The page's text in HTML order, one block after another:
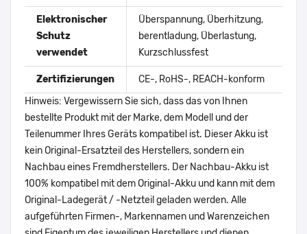
Elektronischer
Schutz
verwendet
Überspannung, Überhitzung,
berentladung, Überlastung,
Kurzschlussfest
Zertifizierungen
CE-, RoHS-, REACH-konform
Hinweis: Vergewissern Sie sich, dass das von Ihnen
bestellte Produkt mit der Marke, dem Modell und der
Teilenummer Ihres Geräts kompatibel ist. Dieser Akku ist
kein Original-Ersatzteil des Herstellers, sondern ein
Nachbau eines Fremdherstellers. Der Nachbau-Akku ist
100% kompatibel mit dem Original-Akku und kann mit dem
Original-Ladegerät / -Netzteil geladen werden. Alle
aufgeführten Firmen-, Markennamen und Warenzeichen